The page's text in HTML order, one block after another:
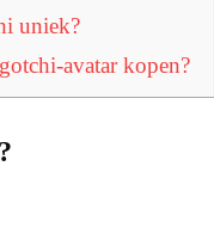
uniek?
avatar kopen?